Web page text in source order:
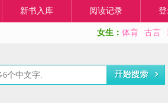
新书入库 阅读记录
女生： 体育 古言